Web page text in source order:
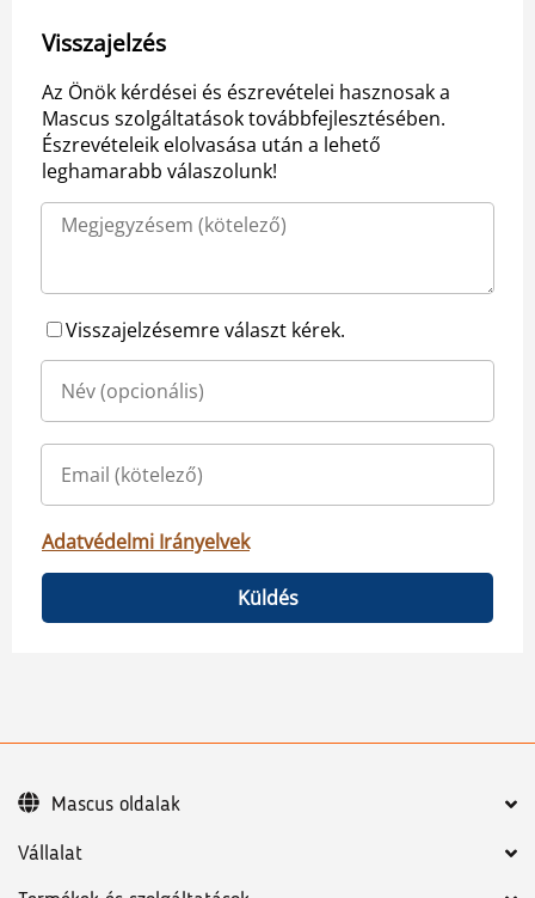
Visszajelzés
Az Önök kérdései és észrevételei hasznosak a
Mascus szolgáltatások továbbfejlesztésében.
Észrevételeik elolvasása után a lehető
leghamarabb válaszolunk!
Visszajelzésemre választ kérek.
Adatvédelmi Irányelvek
Küldés
Vállalat
Mascus oldalak